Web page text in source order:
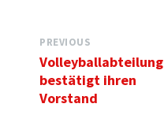
PREVIOUS
Volleyballabteilung
bestätigt ihren
Vorstand